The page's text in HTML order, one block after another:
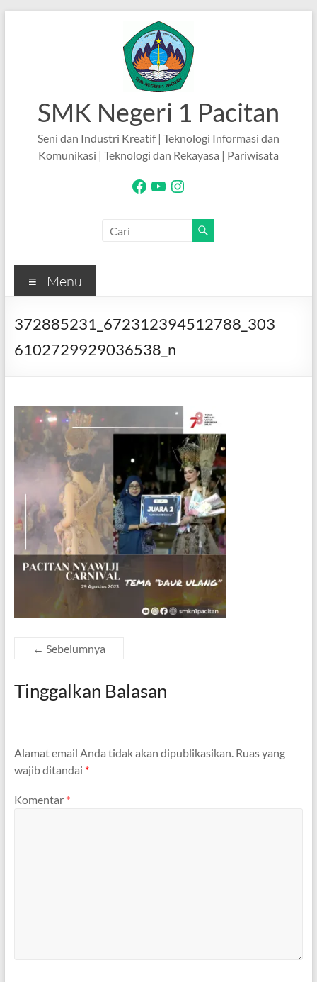
SMK Negeri 1 Pacitan
Seni dan Industri Kreatif | Teknologi Informasi dan
Komunikasi | Teknologi dan Rekayasa | Pariwisata
Facebook
YouTubeInstagram
Menu
372885231_672312394512788_303
6102729929036538_n
← Sebelumnya
Tinggalkan Balasan
Alamat email Anda tidak akan dipublikasikan. Ruas yang
wajib ditandai *
Komentar *